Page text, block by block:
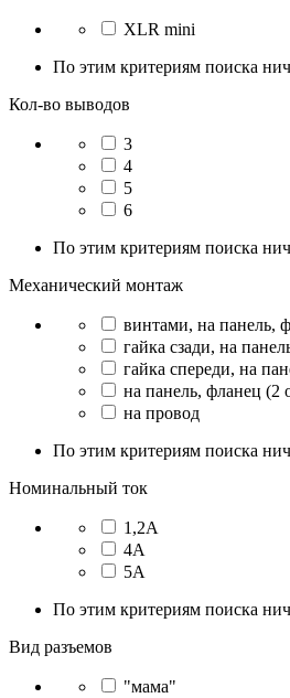
XLR mini
По этим критериям поиска
Кол-во выводов
3
4
5
6
По этим критериям поиска
Механический монтаж
винтами, на панель,
гайка сзади, на
гайка спереди, на
на панель, фланец (2
на провод
По этим критериям поиска
Номинальный ток
1,2А
4А
5А
По этим критериям поиска
Вид разъемов
"мама"